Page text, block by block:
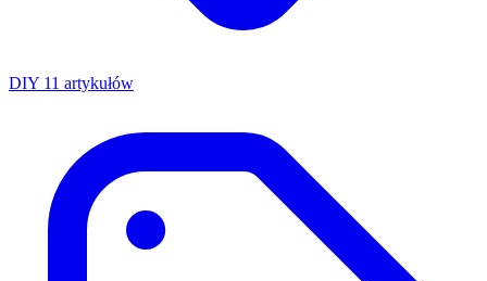
DIY 11 artykułów